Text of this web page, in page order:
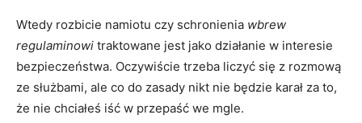
Wtedy rozbicie namiotu czy schronienia wbrew
regulaminowi traktowane jest jako działanie w interesie
bezpieczeństwa. Oczywiście trzeba liczyć się z rozmową
ze służbami, ale co do zasady nikt nie będzie karał za to,
że nie chciałeś iść w przepaść we mgle.